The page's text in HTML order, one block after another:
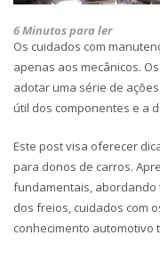
6 Minutos para ler
Os cuidados com
apenas aos mecânicos.
adotar uma série de
útil dos componentes e a
Este post visa oferecer
para donos de carros.
fundamentais, abordando
dos freios, cuidados com
conhecimento automotivo